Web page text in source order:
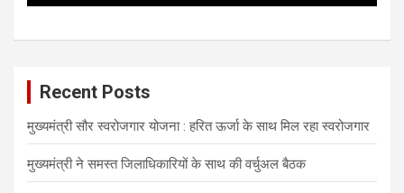
Recent Posts
मुख्यमंत्री सौर स्वरोजगार योजना : हरित ऊर्जा के साथ मिल रहा स्वरोजगार
मुख्यमंत्री ने समस्त जिलाधिकारियों के साथ की वर्चुअल बैठक